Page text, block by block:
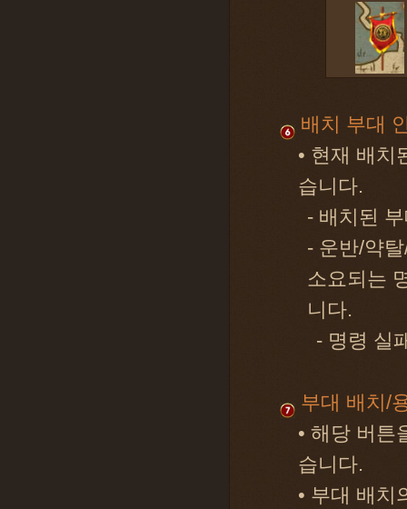
배치 부대
• 현재 배치
습니다.
- 배치된
- 운반/약
소요되는
니다.
- 명령 실
부대 배치/
• 해당 버튼
습니다.
• 부대 배치